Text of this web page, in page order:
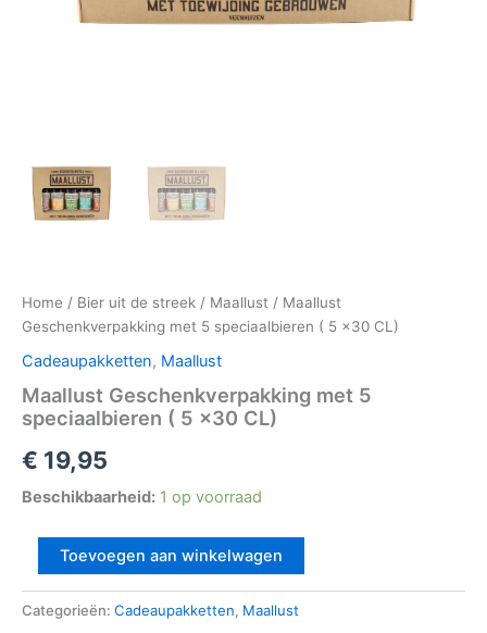
Home / Bier uit de streek / Maallust / Maallust
Geschenkverpakking met 5 speciaalbieren ( 5 x30 CL)
Cadeaupakketten, Maallust
Maallust Geschenkverpakking met 5
speciaalbieren ( 5 x30 CL)
€ 19,95
Beschikbaarheid: 1 op voorraad
Toevoegen aan winkelwagen
Categorieën: Cadeaupakketten, Maallust